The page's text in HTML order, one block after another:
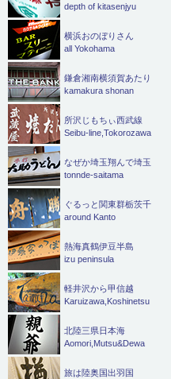
depth of kitasenjyu
横浜おのぼりさん
all Yokohama
鎌倉湘南横須賀あたり
kamakura shonan
所沢じもちぃ西武線
Seibu-line,Tokorozawa
なぜか埼玉翔んで埼玉
tonnde-saitama
ぐるっと関東群栃茨千
around Kanto
熱海真鶴伊豆半島
izu peninsula
軽井沢から甲信越
Karuizawa,Koshinetsu
北陸三県日本海
Aomori,Mutsu&Dewa
旅は陸奥国出羽国